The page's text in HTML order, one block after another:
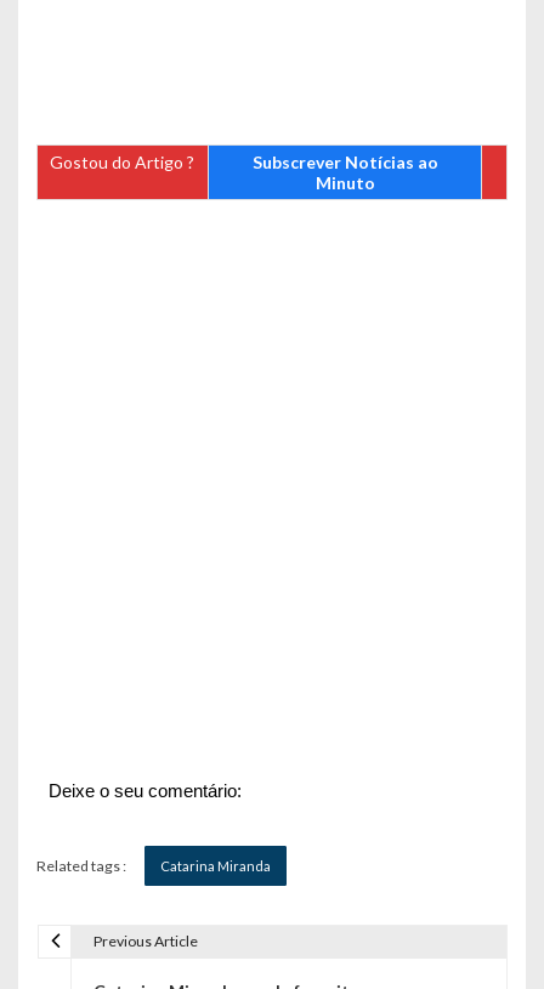
Gostou do Artigo ?
Subscrever Notícias ao
Minuto
Deixe o seu comentário:
Related tags : Catarina Miranda
Previous Article